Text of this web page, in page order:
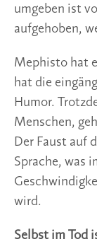
umgeben ist
aufgehoben,
Mephisto hat
hat die
Humor.
Menschen,
Der Faust auf
Sprache, was
wird.
Selbst im Tod